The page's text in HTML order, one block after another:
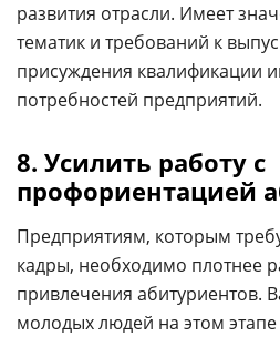
развития отрасли. Имеет
тематик и требований к
присуждения квалификации
потребностей предприятий.
8. Усилить работу с
профориентацией
Предприятиям, которым
кадры, необходимо плотнее
привлечения абитуриентов.
молодых людей на этом этапе